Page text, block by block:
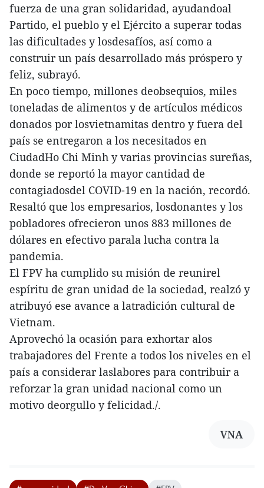
fuerza de una gran solidaridad, ayudandoal
Partido, el pueblo y el Ejército a superar todas
las dificultades y losdesafíos, así como a
construir un país desarrollado más próspero y
feliz, subrayó.
En poco tiempo, millones deobsequios, miles
toneladas de alimentos y de artículos médicos
donados por losvietnamitas dentro y fuera del
país se entregaron a los necesitados en
CiudadHo Chi Minh y varias provincias sureñas,
donde se reportó la mayor cantidad de
contagiadosdel COVID-19 en la nación, recordó.
Resaltó que los empresarios, losdonantes y los
pobladores ofrecieron unos 883 millones de
dólares en efectivo parala lucha contra la
pandemia.
El FPV ha cumplido su misión de reunirel
espíritu de gran unidad de la sociedad, realzó y
atribuyó ese avance a latradición cultural de
Vietnam.
Aprovechó la ocasión para exhortar alos
trabajadores del Frente a todos los niveles en el
país a considerar laslabores para contribuir a
reforzar la gran unidad nacional como un
motivo deorgullo y felicidad./.
VNA